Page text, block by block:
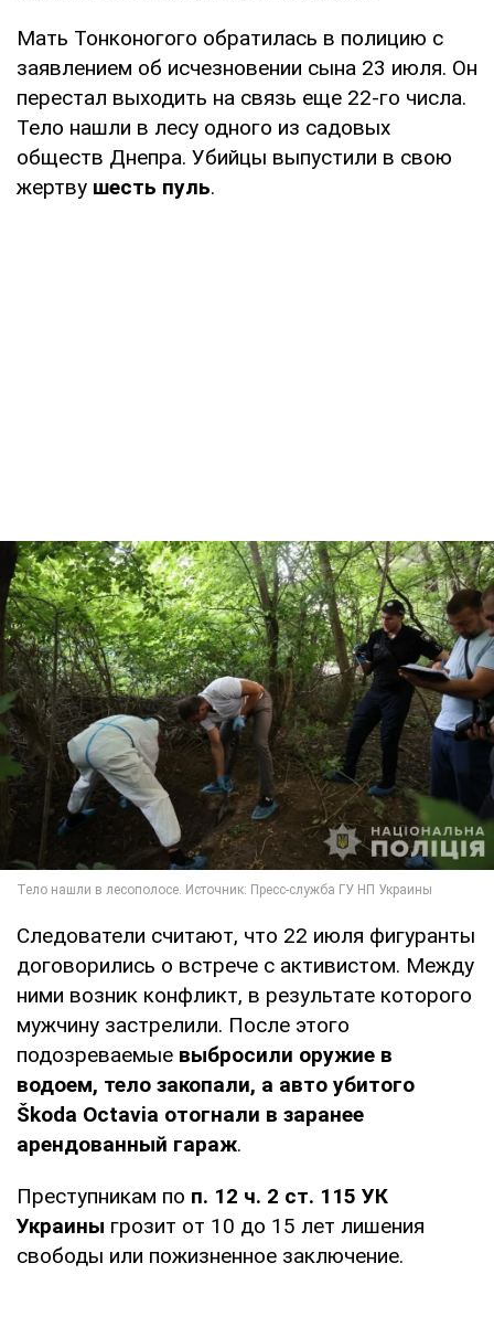
Мать Тонконогого обратилась в полицию с
заявлением об исчезновении сына 23 июля. Он
перестал выходить на связь еще 22-го числа.
Тело нашли в лесу одного из садовых
обществ Днепра. Убийцы выпустили в свою
жертву шесть пуль.
Следователи считают, что 22 июля фигуранты
договорились о встрече с активистом. Между
ними возник конфликт, в результате которого
мужчину застрелили. После этого
подозреваемые выбросили оружие в
водоем, тело закопали, а авто убитого
Škoda Octavia отогнали в заранее
арендованный гараж.
Преступникам по п. 12 ч. 2 ст. 115 УК
Украины грозит от 10 до 15 лет лишения
свободы или пожизненное заключение.